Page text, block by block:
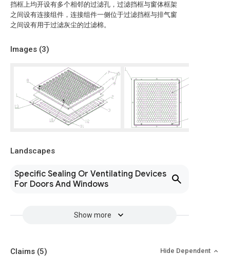
挡框上均开设有多个相邻的过滤孔，过滤挡框与窗体框架
之间设有连接组件，连接组件一侧位于过滤挡框与排气窗
之间设有用于过滤灰尘的过滤棉。
Images (3)
Landscapes
Specific Sealing Or Ventilating Devices
For Doors And Windows
Show more
Claims (5) Hide Dependent